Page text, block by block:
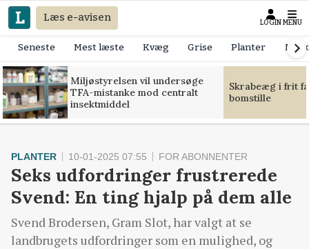
Læs e-avisen LOGIN MENU
Seneste Mest læste Kvæg Grise Planter
Miljøstyrelsen vil undersøge
TFA-mistanke mod centralt
insektmiddel
Skrabeæg i frit
bomstille
PLANTER 10-01-2025 07:55 FOR ABONNENTER
Seks udfordringer frustrerede
Svend: En ting hjalp på dem alle
Svend Brodersen, Gram Slot, har valgt at se
landbrugets udfordringer som en mulighed, og